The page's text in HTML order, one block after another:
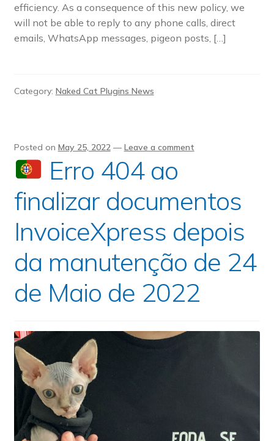
efficiency. As a consequence of this new policy, we
will not be able to reply to any phone calls, direct
emails, WhatsApp messages, pigeon posts, […]
Category: Naked Cat Plugins News
Posted on May 25, 2022 — Leave a comment
Erro 404 ao
finalizar documentos
InvoiceXpress depois
da manutenção de 24
de Maio de 2022